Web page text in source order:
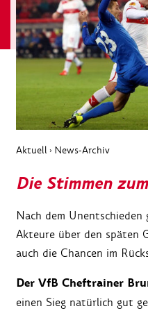
Aktuell › News-Archiv
Die Stimmen
Nach dem Unentschieden
Akteure über den späten
auch die Chancen im
Der VfB Cheftrainer
einen Sieg natürlich gut